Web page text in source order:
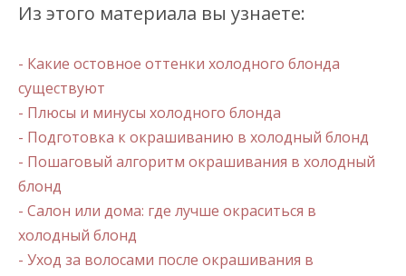
Из этого материала вы узнаете:
- Какие остовное оттенки холодного блонда
существуют
- Плюсы и минусы холодного блонда
- Подготовка к окрашиванию в холодный блонд
- Пошаговый алгоритм окрашивания в холодный
блонд
- Салон или дома: где лучше окраситься в
холодный блонд
- Уход за волосами после окрашивания в